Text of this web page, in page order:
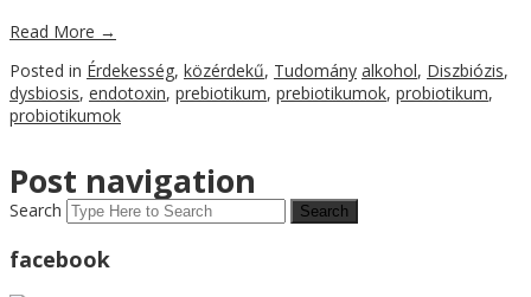
Read More →
Posted in Érdekesség, közérdekű, Tudomány alkohol, Diszbiózis,
dysbiosis, endotoxin, prebiotikum, prebiotikumok, probiotikum,
probiotikumok
Post navigation
Search
facebook